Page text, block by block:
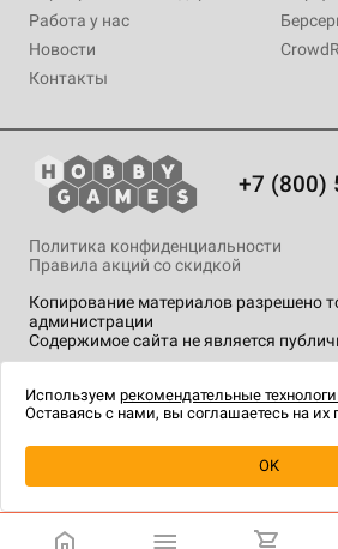
Уведомить о
Работа у нас
Новости
Контакты
+7 (800)
Копирование материалов разрешено
администрации
Содержимое сайта не является
Политика конфиденциальности
Правила акций со скидкой
технологии.
Используем рекомендательные
Оставаясь с нами, вы соглашаетесь на их
OK